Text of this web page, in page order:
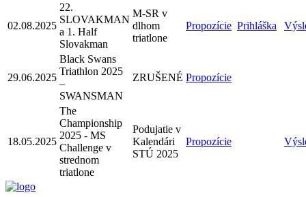
02.08.2025
22.
SLOVAKMAN
a 1. Half
Slovakman
M-SR v
dlhom
triatlone
Propozície Prihláška
29.06.2025
Black Swans
Triathlon 2025
–
SWANSMAN
ZRUŠENÉ Propozície
18.05.2025
The
Championship
2025 - MS
Challenge v
strednom
triatlone
Podujatie v
Kalendári
STÚ 2025
Propozície